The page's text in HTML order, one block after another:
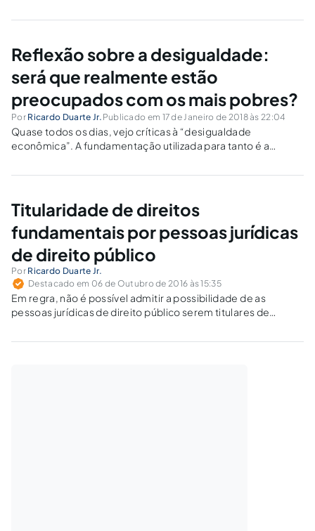
9.605/98).
Reflexão sobre a desigualdade:
será que realmente estão
preocupados com os mais pobres?
Por Ricardo Duarte Jr. Publicado em 17 de Janeiro de 2018 às 22:04
Quase todos os dias, vejo críticas à “desigualdade
econômica”. A fundamentação utilizada para tanto é a
contrariamente à fundamentação, elas direcionam a sua
de reduzir...
Titularidade de direitos
fundamentais por pessoas jurídicas
de direito público
Por Ricardo Duarte Jr.
Destacado em 06 de Outubro de 2016 às 15:35
Em regra, não é possível admitir a possibilidade de as
pessoas jurídicas de direito público serem titulares de
(argumento da natureza dos direitos fundamentais).